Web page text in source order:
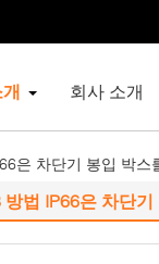
회사 소개
은 차단기 봉입 박스
방법 IP66은 차단